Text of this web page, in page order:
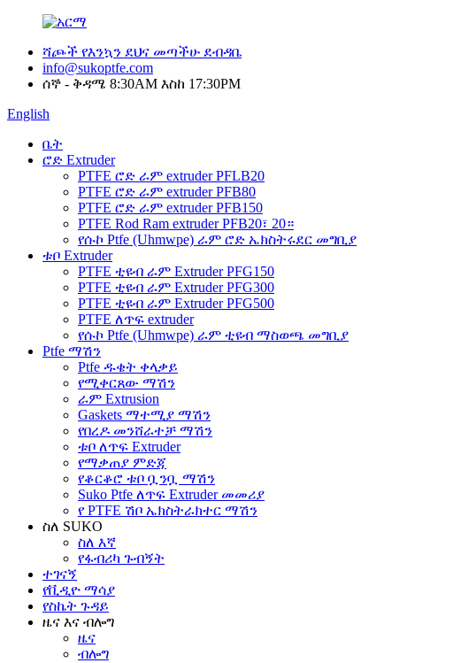
ሻጮች የእንኳን ደህና መጣችሁ ደብዳቤ
info@sukoptfe.com
ሰኞ - ቅዳሜ 8:30AM እስከ 17:30PM
English
ቤት
ሮድ Extruder
PTFE ሮድ ራም extruder PFLB20
PTFE ሮድ ራም extruder PFB80
PTFE ሮድ ራም extruder PFB150
PTFE Rod Ram extruder PFB20፣ 20።
የሱኮ Ptfe (Uhmwpe) ራም ሮድ ኤክስትሩደር መግቢያ
ቱቦ Extruder
PTFE ቲዩብ ራም Extruder PFG150
PTFE ቲዩብ ራም Extruder PFG300
PTFE ቲዩብ ራም Extruder PFG500
PTFE ለጥፍ extruder
የሱኮ Ptfe (Uhmwpe) ራም ቲዩብ ማስወጫ መግቢያ
Ptfe ማሽን
Ptfe ዱቄት ቀላቃይ
የሚቀርጸው ማሽን
ራም Extrusion
Gaskets ማተሚያ ማሽን
የበረዶ መንሸራተቻ ማሽን
ቱቦ ለጥፍ Extruder
የማቃጠያ ምድጃ
የቆርቆሮ ቱቦ ቧንቧ ማሽን
Suko Ptfe ለጥፍ Extruder መመሪያ
የ PTFE ሽቦ ኤክስትራክተር ማሽን
ስለ SUKO
ስለ እኛ
የፋብሪካ ጉብኝት
ተገናኝ
የቪዲዮ ማሳያ
የስኬት ጉዳይ
ዜና እና ብሎግ
ዜና
ብሎግ